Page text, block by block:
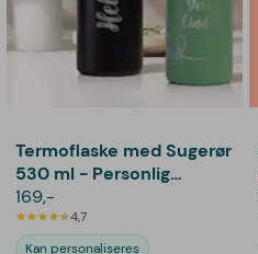
Termoflaske med Sugerør
530 ml - Personlig
Gravering
169,-
4,7
Kan personaliseres